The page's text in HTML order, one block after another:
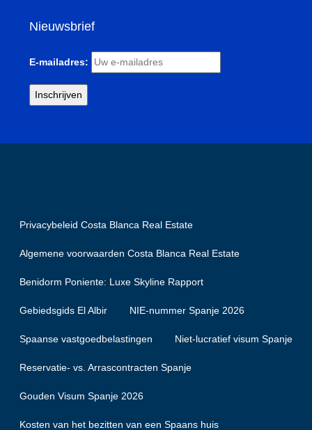
Nieuwsbrief
E-mailadres:
Privacybeleid Costa Blanca Real Estate
Algemene voorwaarden Costa Blanca Real Estate
Benidorm Poniente: Luxe Skyline Rapport
Gebiedsgids El Albir NIE-nummer Spanje 2026
Spaanse vastgoedbelastingen Niet-lucratief visum Spanje
Reservatie- vs. Arrascontracten Spanje
Gouden Visum Spanje 2026
Kosten van het bezitten van een Spaans huis